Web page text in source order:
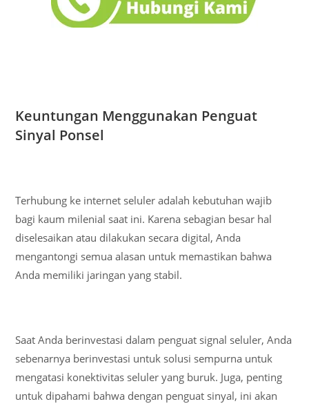
Keuntungan Menggunakan Penguat
Sinyal Ponsel
Terhubung ke internet seluler adalah kebutuhan wajib
bagi kaum milenial saat ini. Karena sebagian besar hal
diselesaikan atau dilakukan secara digital, Anda
mengantongi semua alasan untuk memastikan bahwa
Anda memiliki jaringan yang stabil.
Saat Anda berinvestasi dalam penguat signal seluler, Anda
sebenarnya berinvestasi untuk solusi sempurna untuk
mengatasi konektivitas seluler yang buruk. Juga, penting
untuk dipahami bahwa dengan penguat sinyal, ini akan